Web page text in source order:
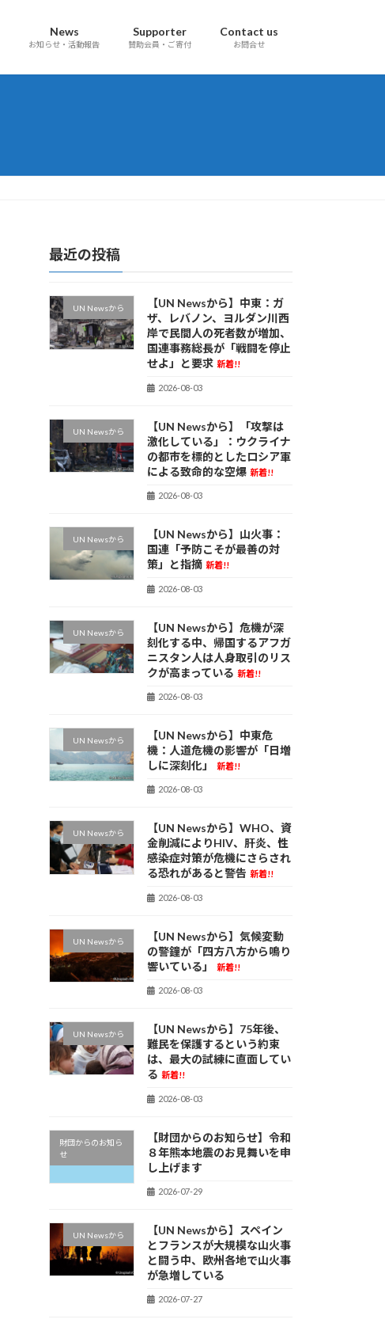
News
お知らせ・活動報告
Supporter
賛助会員・ご寄付
Contact us
お問合せ
最近の投稿
UN Newsから
【UN Newsから】中東：ガ
ザ、レバノン、ヨルダン川西
岸で民間人の死者数が増加、
国連事務総長が「戦闘を停止
せよ」と要求 新着!!
2026-08-03
UN Newsから
【UN Newsから】「攻撃は
激化している」：ウクライナ
の都市を標的としたロシア軍
による致命的な空爆 新着!!
2026-08-03
UN Newsから
【UN Newsから】山火事：
国連「予防こそが最善の対
策」と指摘 新着!!
2026-08-03
UN Newsから
【UN Newsから】危機が深
刻化する中、帰国するアフガ
ニスタン人は人身取引のリス
クが高まっている 新着!!
2026-08-03
UN Newsから
【UN Newsから】中東危
機：人道危機の影響が「日増
しに深刻化」
新着!!
2026-08-03
UN Newsから
【UN Newsから】WHO、資
金削減によりHIV、肝炎、性
感染症対策が危機にさらされ
る恐れがあると警告 新着!!
2026-08-03
UN Newsから
【UN Newsから】気候変動
の警鐘が「四方八方から鳴り
響いている」
新着!!
2026-08-03
UN Newsから
【UN Newsから】75年後、
難民を保護するという約束
は、最大の試練に直面してい
る 新着!!
2026-08-03
財団からのお知ら
せ
【財団からのお知らせ】令和
８年熊本地震のお見舞いを申
し上げます
2026-07-29
UN Newsから
【UN Newsから】スペイン
とフランスが大規模な山火事
と闘う中、欧州各地で山火事
が急増している
2026-07-27